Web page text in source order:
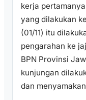
kerja
yang dilakukan
(01/11) itu
pengarahan ke
BPN Provinsi
kunjungan
dan